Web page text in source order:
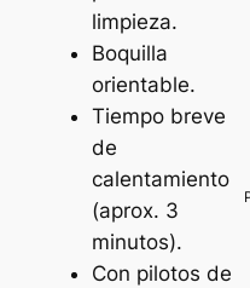
limpieza.
Boquilla
orientable.
Tiempo breve
de
calentamiento
(aprox. 3
minutos).
Con pilotos de